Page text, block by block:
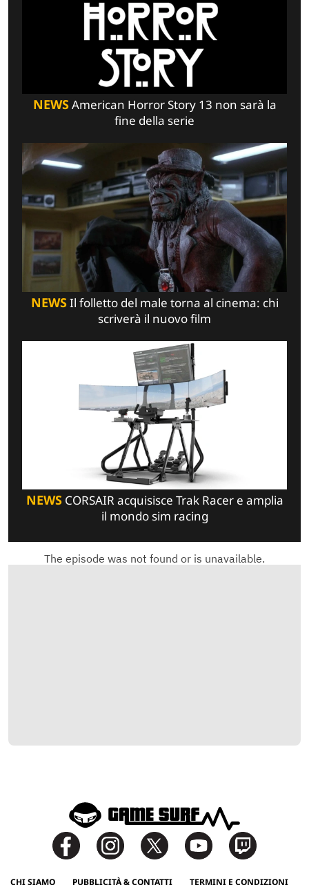
NEWSAmerican Horror Story 13 non sarà la
fine della serie
NEWSIl folletto del male torna al cinema: chi
scriverà il nuovo film
NEWSCORSAIR acquisisce Trak Racer e amplia
il mondo sim racing
CHI SIAMO PUBBLICITÀ & CONTATTI TERMINI E CONDIZIONI